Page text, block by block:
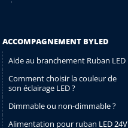
ACCOMPAGNEMENT BYLED
Aide au branchement Ruban LED
Comment choisir la couleur de
son éclairage LED ?
Dimmable ou non-dimmable ?
Alimentation pour ruban LED 24V